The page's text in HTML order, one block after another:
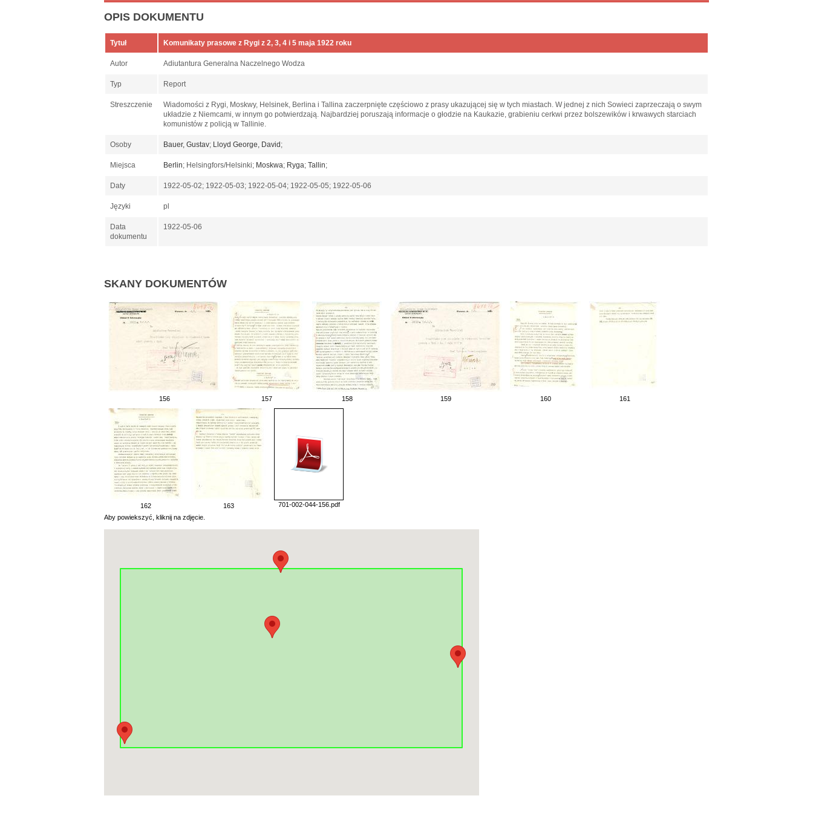
OPIS DOKUMENTU
Tytuł Komunikaty prasowe z Rygi z 2, 3, 4 i 5 maja 1922 roku
Autor Adiutantura Generalna Naczelnego Wodza
Typ Report
Streszczenie
Wiadomości z Rygi, Moskwy, Helsinek, Berlina i Tallina zaczerpnięte częściowo z prasy ukazującej się w tych miastach. W jednej z nich Sowieci zaprzeczają o swym
układzie z Niemcami, w innym go potwierdzają. Najbardziej poruszają informacje o głodzie na Kaukazie, grabieniu cerkwi przez bolszewików i krwawych starciach
komunistów z policją w Tallinie.
Osoby Bauer, Gustav; Lloyd George, David ;
Miejsca Berlin; Helsingfors/Helsinki; Moskwa; Ryga; Tallin;
Daty 1922-05-02; 1922-05-03; 1922-05-04; 1922-05-05; 1922-05-06
Języki pl
Data
dokumentu
1922-05-06
SKANY DOKUMENTÓW
156 157 158 159 160 161
162 163
701-002-044-156.pdf
Aby powiekszyć, kliknij na zdjęcie.